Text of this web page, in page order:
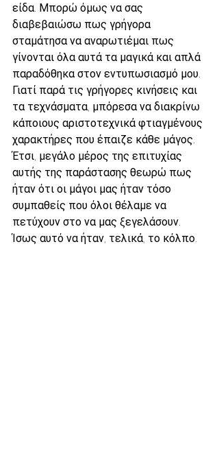
είδα. Μπορώ όμως να σας
διαβεβαιώσω πως γρήγορα
σταμάτησα να αναρωτιέμαι πως
γίνονται όλα αυτά τα μαγικά και απλά
παραδόθηκα στον εντυπωσιασμό μου.
Γιατί παρά τις γρήγορες κινήσεις και
τα τεχνάσματα, μπόρεσα να διακρίνω
κάποιους αριστοτεχνικά φτιαγμένους
χαρακτήρες που έπαιζε κάθε μάγος.
Έτσι, μεγάλο μέρος της επιτυχίας
αυτής της παράστασης θεωρώ πως
ήταν ότι οι μάγοι μας ήταν τόσο
συμπαθείς που όλοι θέλαμε να
πετύχουν στο να μας ξεγελάσουν.
Ίσως αυτό να ήταν, τελικά, το κόλπο.